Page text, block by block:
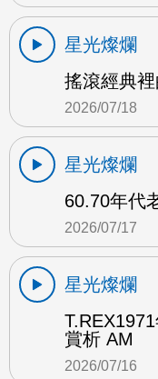
星光燦爛
搖滾經典
2026/07/18
星光燦爛
60.70年代
2026/07/17
星光燦爛
賞析 AM
2026/07/16